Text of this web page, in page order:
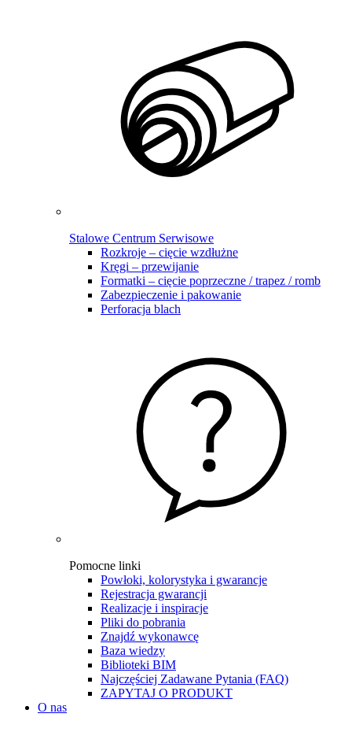
Stalowe Centrum Serwisowe
Rozkroje – cięcie wzdłużne
Kręgi – przewijanie
Formatki – cięcie poprzeczne / trapez / romb
Zabezpieczenie i pakowanie
Perforacja blach
Pomocne linki
Powłoki, kolorystyka i gwarancje
Rejestracja gwarancji
Realizacje i inspiracje
Pliki do pobrania
Znajdź wykonawcę
Baza wiedzy
Biblioteki BIM
Najczęściej Zadawane Pytania (FAQ)
ZAPYTAJ O PRODUKT
O nas